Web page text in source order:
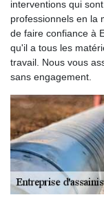
interventions qui
professionnels en la
de faire confiance à
qu'il a tous les
travail. Nous vous
sans engagement.